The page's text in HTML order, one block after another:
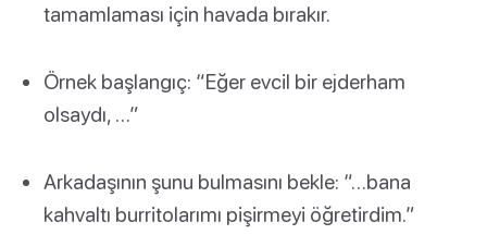
tamamlaması için havada bırakır.
Örnek başlangıç: “Eğer evcil bir ejderham
olsaydı, …”
Arkadaşının şunu bulmasını bekle: “…bana
kahvaltı burritolarımı pişirmeyi öğretirdim.”